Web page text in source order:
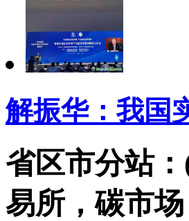
解振华：我国
省区市分站
易所，碳市